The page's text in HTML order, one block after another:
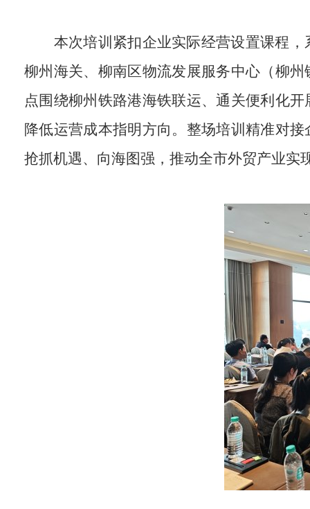
本次培训紧扣企业实际经营设置课程
柳州海关、柳南区物流发展服务中心（柳
点围绕柳州铁路港海铁联运、通关便利化
降低运营成本指明方向。整场培训精准对
抢抓机遇、向海图强，推动全市外贸产业实